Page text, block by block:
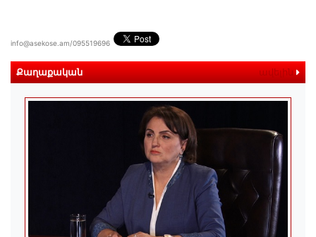
info@asekose.am/095519696
Քաղաքական ավելին